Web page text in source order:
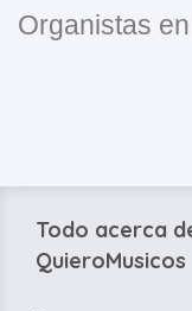
Organistas
Todo acerca
QuieroMusicos